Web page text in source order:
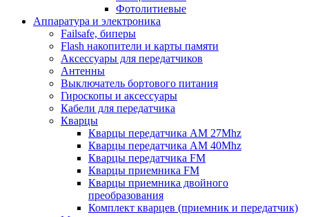
Фотолитиевые
Аппаратура и электроника
Failsafe, биперы
Flash накопители и карты памяти
Аксессуары для передатчиков
Антенны
Выключатель бортового питания
Гироскопы и аксессуары
Кабели для передатчика
Кварцы
Кварцы передатчика AM 27Mhz
Кварцы передатчика AM 40Mhz
Кварцы передатчика FM
Кварцы приемника FM
Кварцы приемника двойного
преобразования
Комплект кварцев (приемник и передатчик)